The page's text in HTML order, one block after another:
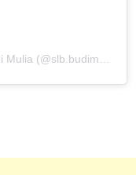
Sebuah kiriman dibagikan oleh Slb Budi Mulia (@slb.budimulia)